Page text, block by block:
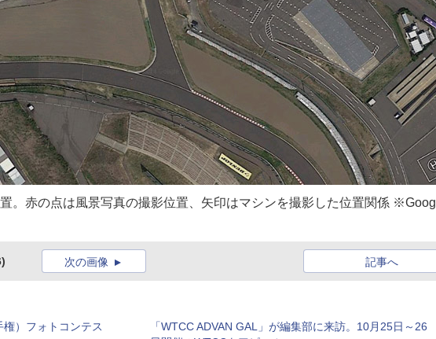
。赤の点は風景写真の撮影位置、矢印はマシンを撮影した位置関係
記事へ
次の画像
権）フォトコンテス
「WTCC ADVAN GAL」が編集部に来訪。10月25日～26